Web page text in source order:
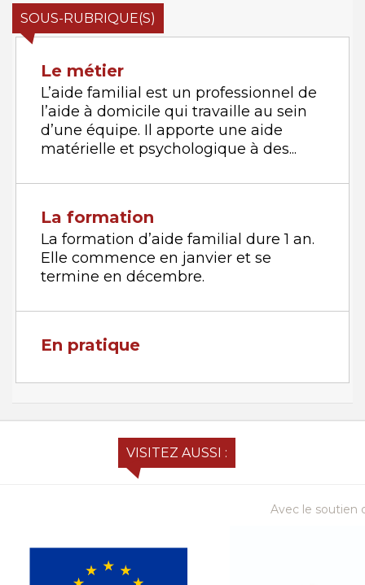
SOUS-RUBRIQUE(S)
Le métier
L’aide familial est un professionnel de
l’aide à domicile qui travaille au sein
d’une équipe. Il apporte une aide
matérielle et psychologique à des...
La formation
La formation d’aide familial dure 1 an.
Elle commence en janvier et se
termine en décembre.
En pratique
VISITEZ AUSSI :
Avec le soutien